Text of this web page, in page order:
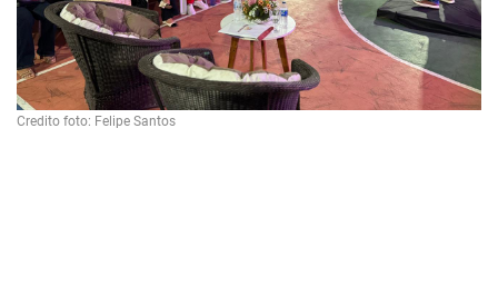
Credito foto: Felipe Santos